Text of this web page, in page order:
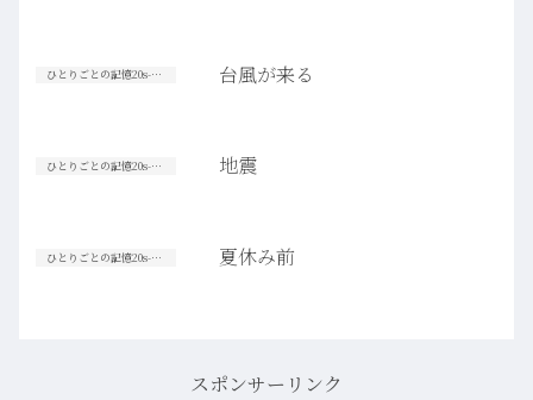
ひとりごとの記憶20s-30s 台風が来る
ひとりごとの記憶20s-30s 地震
ひとりごとの記憶20s-30s 夏休み前
スポンサーリンク